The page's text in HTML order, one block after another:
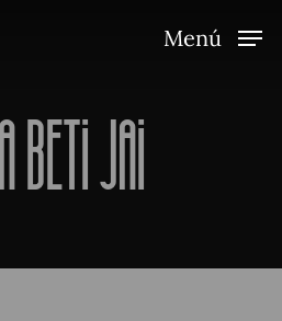
Menú
Beti Jai